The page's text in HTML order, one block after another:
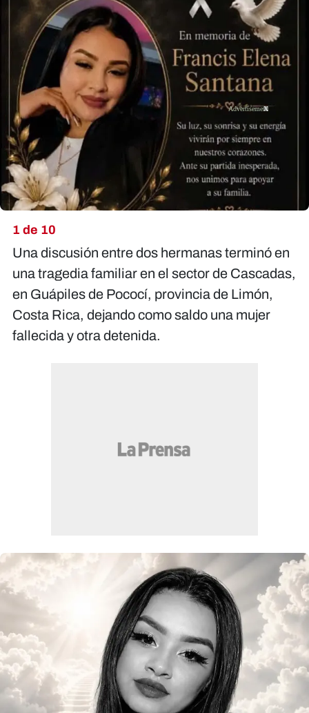
1 de 10
Una discusión entre dos hermanas terminó en
una tragedia familiar en el sector de Cascadas,
en Guápiles de Pococí, provincia de Limón,
Costa Rica, dejando como saldo una mujer
fallecida y otra detenida.
X